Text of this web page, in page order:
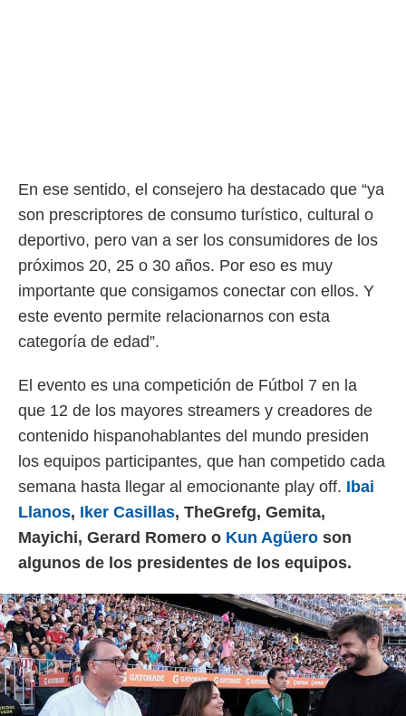
no
acceder a
a
abono
similares
como
este sitio
IP
de
traten tus
en
interés
a lo que
Para
su
En ese sentido, el consejero ha destacado que “ya
son prescriptores de consumo turístico, cultural o
deportivo, pero van a ser los consumidores de los
próximos 20, 25 o 30 años. Por eso es muy
importante que consigamos conectar con ellos. Y
este evento permite relacionarnos con esta
categoría de edad”.
El evento es una competición de Fútbol 7 en la
que 12 de los mayores streamers y creadores de
contenido hispanohablantes del mundo presiden
los equipos participantes, que han competido cada
semana hasta llegar al emocionante play off. Ibai
Llanos, Iker Casillas, TheGrefg, Gemita,
Mayichi, Gerard Romero o Kun Agüero son
algunos de los presidentes de los equipos.